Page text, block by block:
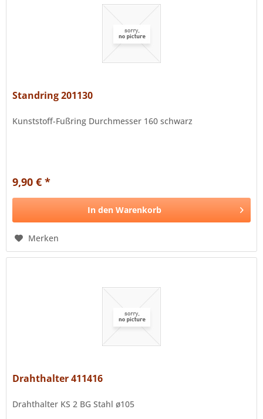
Standring 201130
Kunststoff-Fußring Durchmesser 160 schwarz
9,90 € *
In den Warenkorb
Merken
Drahthalter 411416
Drahthalter KS 2 BG Stahl ø105